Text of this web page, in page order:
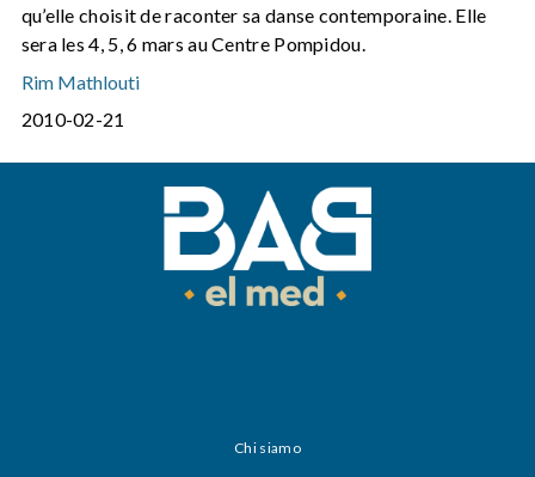
qu’elle choisit de raconter sa danse contemporaine. Elle
sera les 4, 5, 6 mars au Centre Pompidou.
Rim Mathlouti
2010-02-21
Chi siamo